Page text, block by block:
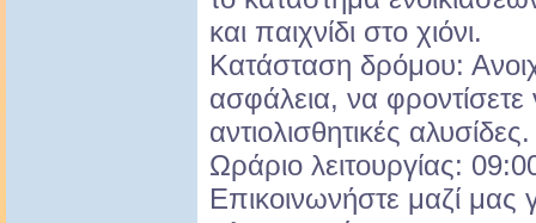
και παιχνίδι στο χιόνι.
Κατάσταση δρόμου:
ασφάλεια, να φροντίσετε
αντιολισθητικές αλυσίδες.
Ωράριο λειτουργίας:
Επικοινωνήστε μαζί μας